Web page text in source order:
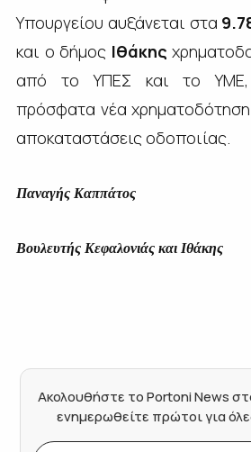
Υπουργείου αυξάνεται στα
και ο δήμος Ιθάκης
από το ΥΠΕΣ και το ΥΜΕ,
πρόσφατα νέα
αποκαταστάσεις οδοποιίας.
Παναγής Καππάτος
Βουλευτής Κεφαλονιάς και Ιθάκης
Ακολουθήστε το Portoni News
ενημερωθείτε πρώτοι για